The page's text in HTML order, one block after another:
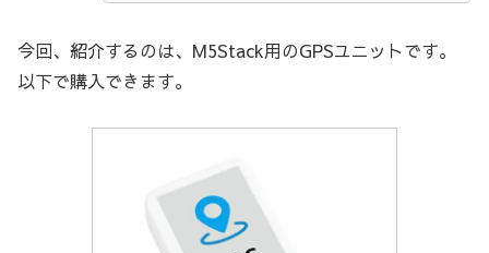
今回、紹介するのは、M5Stack用のGPSユニットです。
以下で購入できます。